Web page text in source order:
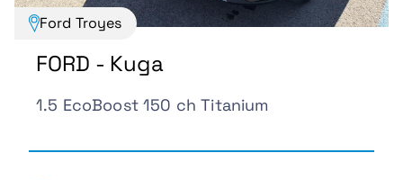
Ford Troyes
FORD - Kuga
1.5 EcoBoost 150 ch Titanium